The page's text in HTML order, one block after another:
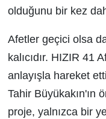
olduğunu bir kez
Afetler geçici olsa
kalıcıdır. HIZIR 41
anlayışla hareket
Tahir Büyükakın'ın
proje, yalnızca bir